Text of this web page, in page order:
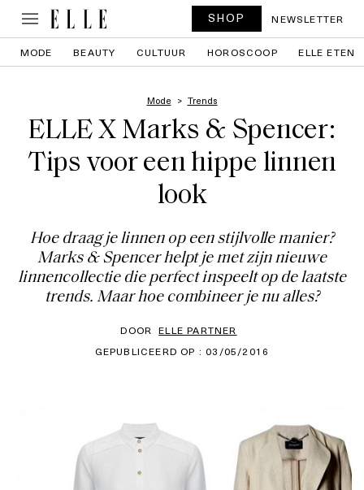
SHOP NEWSLETTER
MODE BEAUTY CULTUUR HOROSCOOP ELLE ETEN
Mode Trends
ELLE X Marks & Spencer:
Tips voor een hippe linnen
look
Hoe draag je linnen op een stijlvolle manier?
Marks & Spencer helpt je met zijn nieuwe
linnencollectie die perfect inspeelt op de laatste
trends. Maar hoe combineer je nu alles?
DOOR ELLE PARTNER
GEPUBLICEERD OP : 03/05/2016